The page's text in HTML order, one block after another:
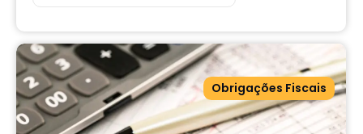
Obrigações Fiscais